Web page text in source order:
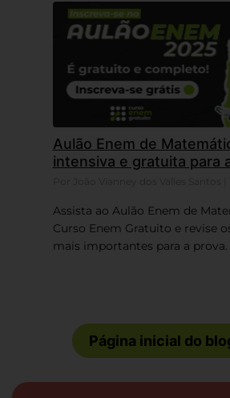
Aulão Enem de
intensiva e gratuita para
Assista ao Aulão Enem de
Curso Enem Gratuito e revise
mais importantes para a prova.
Página inicial do